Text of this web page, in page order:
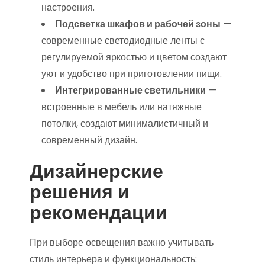
настроения.
Подсветка шкафов и рабочей зоны —
современные светодиодные ленты с
регулируемой яркостью и цветом создают
уют и удобство при приготовлении пищи.
Интегрированные светильники —
встроенные в мебель или натяжные
потолки, создают минималистичный и
современный дизайн.
Дизайнерские
решения и
рекомендации
При выборе освещения важно учитывать
стиль интерьера и функциональность: